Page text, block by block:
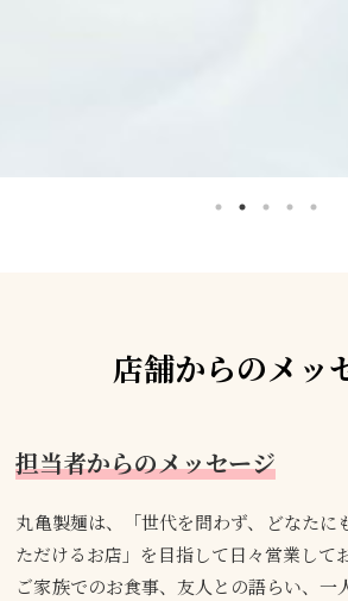
店舗からのメッ
担当者からのメッセージ
丸亀製麺は、「世代を問わず、どなたに
ただけるお店」を目指して日々営業して
ご家族でのお食事、友人との語らい、一